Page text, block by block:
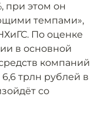
при этом он
темпами»,
По оценке
в основной
компаний
6,6 трлн рублей в
со